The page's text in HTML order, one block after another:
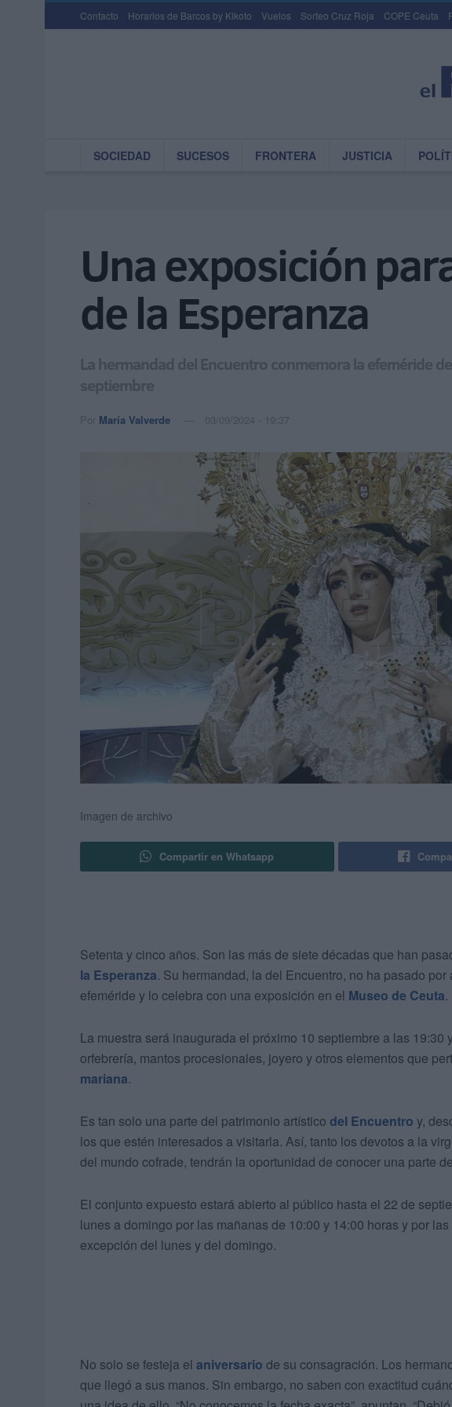
Contacto Horarios de Barcos by Kikoto Vuelos Sorteo Cruz Roja COPE Ceuta
SOCIEDAD SUCESOS FRONTERA JUSTICIA
Una exposición
de la Esperanza
La hermandad del Encuentro conmemora la efeméride
septiembre
Por María Valverde 03/09/2024 - 19:37
Imagen de archivo
Compartir en Whatsapp
Setenta y cinco años. Son las más de siete décadas que han
la Esperanza. Su hermandad, la del Encuentro, no ha pasado
efeméride y lo celebra con una exposición en el Museo de Ceuta.
La muestra será inaugurada el próximo 10 septiembre a las 19:30
orfebrería, mantos procesionales, joyero y otros elementos que
mariana.
Es tan solo una parte del patrimonio artístico del Encuentro y,
los que estén interesados a visitarla. Así, tanto los devotos a la
del mundo cofrade, tendrán la oportunidad de conocer una parte
El conjunto expuesto estará abierto al público hasta el 22 de
lunes a domingo por las mañanas de 10:00 y 14:00 horas y por
excepción del lunes y del domingo.
No solo se festeja el aniversario de su consagración. Los
que llegó a sus manos. Sin embargo, no saben con exactitud